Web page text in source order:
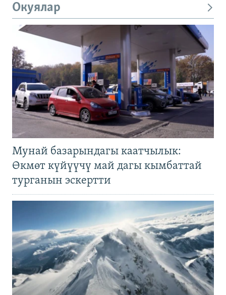
Окуялар
Мунай базарындагы каатчылык:
Өкмөт күйүүчү май дагы кымбаттай
турганын эскертти